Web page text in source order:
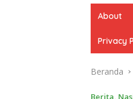
About
Privacy
Beranda
Berita,